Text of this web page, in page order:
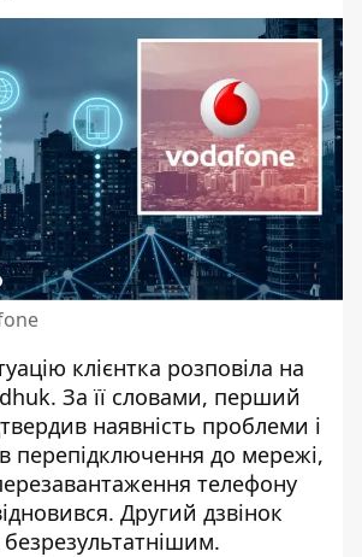
клієнтка розповіла на
. За її словами, перший
наявність проблеми і
перепідключення до мережі,
телефону
Другий дзвінок